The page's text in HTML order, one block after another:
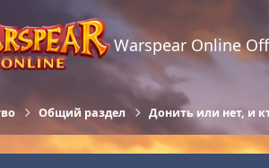
Warspear Online
Общий раздел Донить или нет, и